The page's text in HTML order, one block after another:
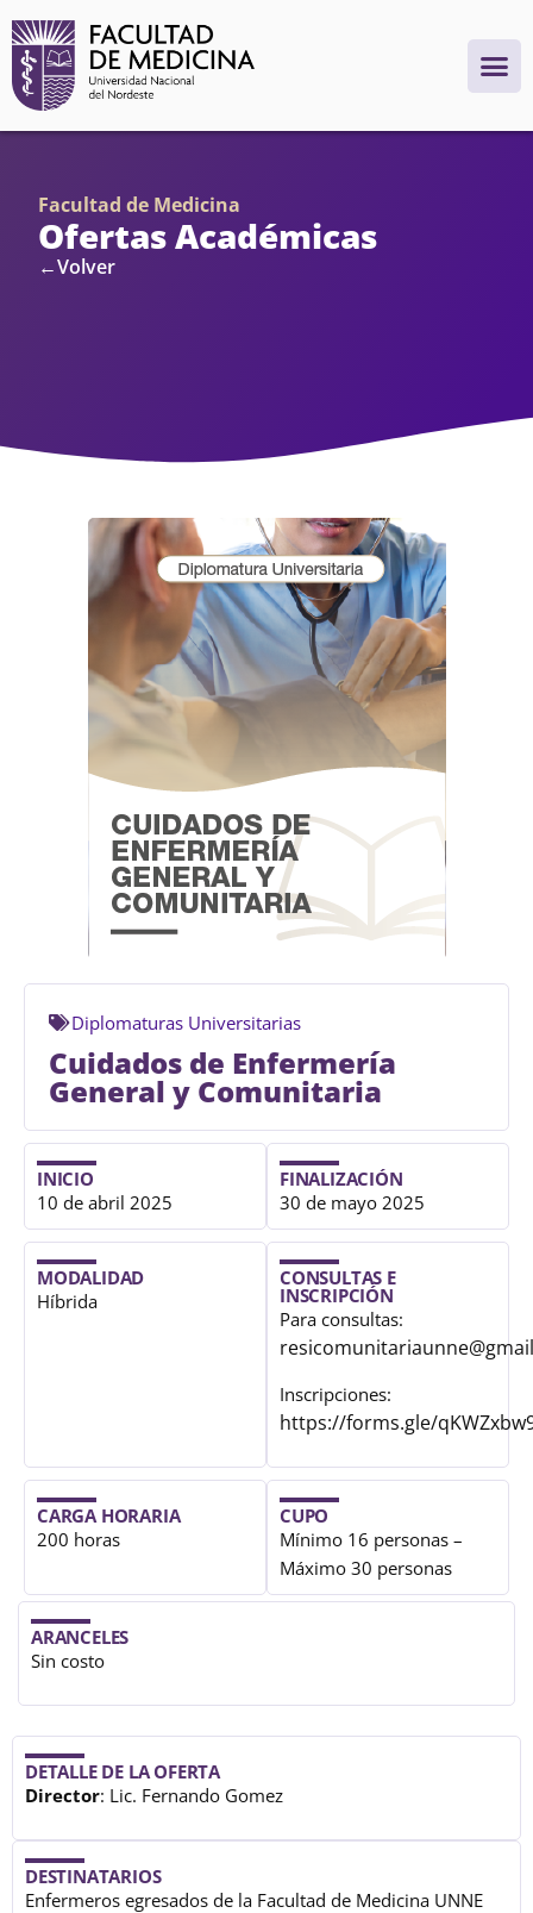
Facultad de Medicina
Ofertas Académicas
←Volver
Diplomaturas Universitarias
Cuidados de Enfermería
General y Comunitaria
INICIO
10 de abril 2025
FINALIZACIÓN
30 de mayo 2025
MODALIDAD
Híbrida
CONSULTAS E
INSCRIPCIÓN
Para consultas:
Inscripciones:
https://forms.gle/
CARGA HORARIA
200 horas
CUPO
Mínimo 16 personas –
Máximo 30 personas
ARANCELES
Sin costo
DETALLE DE LA OFERTA
Director: Lic. Fernando Gomez
DESTINATARIOS
Enfermeros egresados de la Facultad de Medicina UNNE